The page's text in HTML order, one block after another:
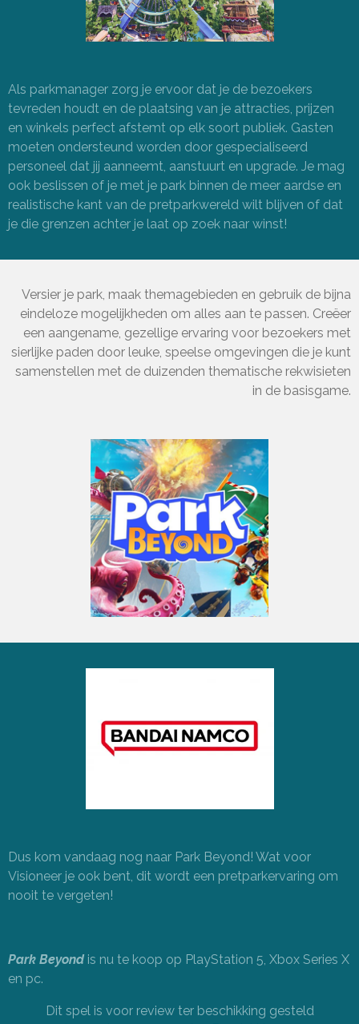
Als parkmanager zorg je ervoor dat je de bezoekers
tevreden houdt en de plaatsing van je attracties, prijzen
en winkels perfect afstemt op elk soort publiek. Gasten
moeten ondersteund worden door gespecialiseerd
personeel dat jij aanneemt, aanstuurt en upgrade. Je mag
ook beslissen of je met je park binnen de meer aardse en
realistische kant van de pretparkwereld wilt blijven of dat
je die grenzen achter je laat op zoek naar winst!
Versier je park, maak themagebieden en gebruik de bijna
eindeloze mogelijkheden om alles aan te passen. Creëer
een aangename, gezellige ervaring voor bezoekers met
sierlijke paden door leuke, speelse omgevingen die je kunt
samenstellen met de duizenden thematische rekwisieten
in de basisgame.
Dus kom vandaag nog naar Park Beyond! Wat voor
Visioneer je ook bent, dit wordt een pretparkervaring om
nooit te vergeten!
Park Beyondis nu te koop op PlayStation 5, Xbox Series X
en pc.
Dit spel is voor review ter beschikking gesteld